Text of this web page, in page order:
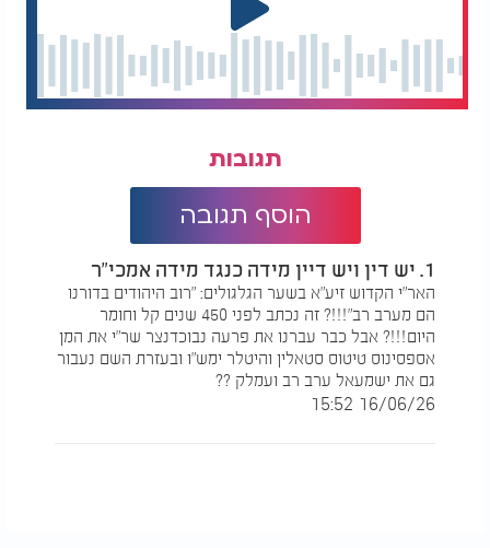
תגובות
הוסף תגובה
1. יש דין ויש דיין מידה כנגד מידה אמכי"ר
האר"י הקדוש זיע"א בשער הגלגולים: "רוב היהודים בדורנו
הם מערב רב"!!!? זה נכתב לפני 450 שנים קל וחומר
היום!!!? אבל כבר עברנו את פרעה נבוכדנצר שר"י את המן
אספסינוס טיטוס סטאלין והיטלר ימש"ו ובעזרת השם נעבור
גם את ישמעאל ערב רב ועמלק ??
16/06/26 15:52